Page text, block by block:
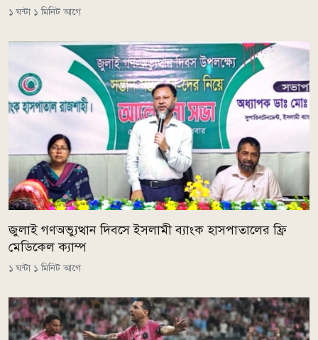
১ ঘন্টা ১ মিনিট আগে
জুলাই গণঅভ্যুত্থান দিবসে ইসলামী ব্যাংক হাসপাতালের ফ্রি
মেডিকেল ক্যাম্প
১ ঘন্টা ১ মিনিট আগে